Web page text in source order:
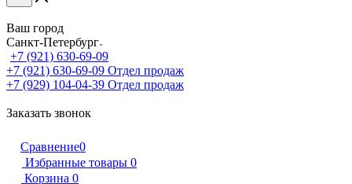
Ваш город
Санкт-Петербург
+7 (921) 630-69-09
+7 (921) 630-69-09 Отдел продаж
+7 (929) 104-04-39 Отдел продаж
Заказать звонок
Сравнение0
Избранные товары 0
Корзина 0